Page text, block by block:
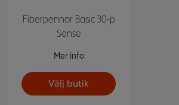
Fiberpennor Basic 30-p
Sense
Mer info
Välj butik